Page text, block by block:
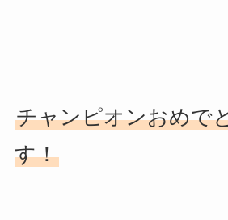
チャンピオンおめで
す！